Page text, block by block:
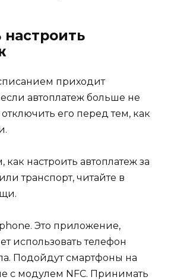
настроить
приходит
автоплатеж больше не
его перед тем, как
настроить автоплатеж за
транспорт, читайте в
Это приложение,
использовать телефон
Подойдут смартфоны на
с модулем NFC. Принимать